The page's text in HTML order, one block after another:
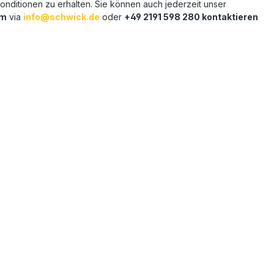
zu erhalten. Sie können auch jederzeit unser
via info@schwick.de oder +49 2191 598 280 kontaktieren